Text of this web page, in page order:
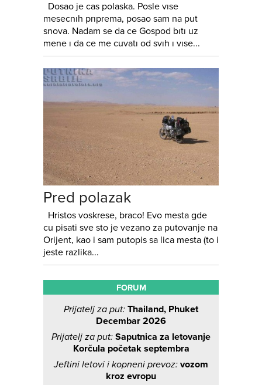
Dosao je cas polaska. Posle vıse
mesecnıh prıprema, posao sam na put
snova. Nadam se da ce Gospod bıtı uz
mene ı da ce me cuvatı od svıh ı vıse...
Pred polazak
Hristos voskrese, braco! Evo mesta gde
cu pisati sve sto je vezano za putovanje na
Orijent, kao i sam putopis sa lica mesta (to i
jeste razlika...
FORUM
Prijatelj za put: Thailand, Phuket
Decembar 2026
Prijatelj za put: Saputnica za letovanje
Korčula početak septembra
Jeftini letovi i kopneni prevoz: vozom
kroz evropu